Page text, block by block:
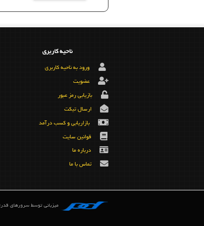
ناحیه کاربری
ورود به ناحیه کاربری
عضویت
بازیابی رمز عبور
ارسال تیکت
بازاریابی و کسب درآمد
قوانین سایت
درباره ما
تماس با ما
میزبانی توسط سرورهای